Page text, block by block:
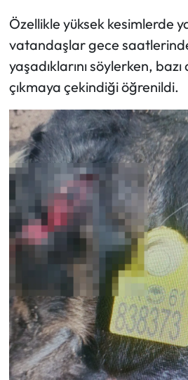
Özellikle yüksek kesimlerde
vatandaşlar gece
yaşadıklarını söylerken,
çıkmaya çekindiği öğrenildi.